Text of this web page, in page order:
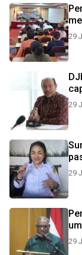
29
29
29
29